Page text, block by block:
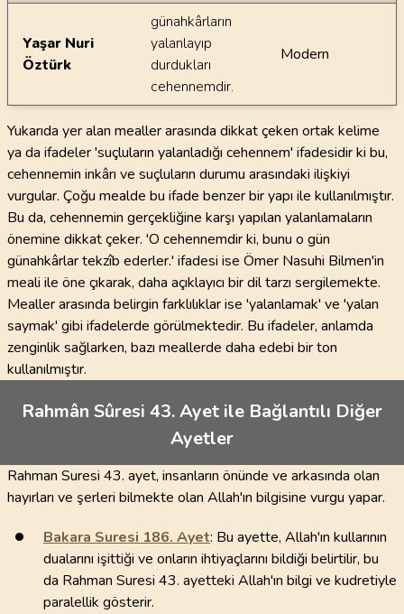
Yaşar Nuri
Öztürk
günahkârların
yalanlayıp
durdukları
cehennemdir.
Modern
Yukarıda yer alan mealler arasında dikkat çeken ortak kelime
ya da ifadeler 'suçluların yalanladığı cehennem' ifadesidir ki bu,
cehennemin inkârı ve suçluların durumu arasındaki ilişkiyi
vurgular. Çoğu mealde bu ifade benzer bir yapı ile kullanılmıştır.
Bu da, cehennemin gerçekliğine karşı yapılan yalanlamaların
önemine dikkat çeker. 'O cehennemdir ki, bunu o gün
günahkârlar tekzîb ederler.' ifadesi ise Ömer Nasuhi Bilmen'in
meali ile öne çıkarak, daha açıklayıcı bir dil tarzı sergilemekte.
Mealler arasında belirgin farklılıklar ise 'yalanlamak' ve 'yalan
saymak' gibi ifadelerde görülmektedir. Bu ifadeler, anlamda
zenginlik sağlarken, bazı meallerde daha edebi bir ton
kullanılmıştır.
Rahmân Sûresi 43. Ayet ile Bağlantılı Diğer
Ayetler
Rahman Suresi 43. ayet, insanların önünde ve arkasında olan
hayırları ve şerleri bilmekte olan Allah'ın bilgisine vurgu yapar.
Bakara Suresi 186. Ayet: Bu ayette, Allah'ın kullarının
dualarını işittiği ve onların ihtiyaçlarını bildiği belirtilir, bu
da Rahman Suresi 43. ayetteki Allah'ın bilgi ve kudretiyle
paralellik gösterir.